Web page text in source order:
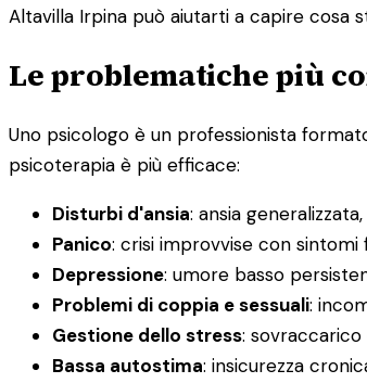
Altavilla Irpina può aiutarti a capire cosa
Le problematiche più
Uno psicologo è un professionista
psicoterapia è più efficace:
Disturbi d'ansia: ansia
Panico: crisi improvvise con
Depressione: umore basso
Problemi di coppia e sessuali:
Gestione dello stress:
Bassa autostima: insicurezza